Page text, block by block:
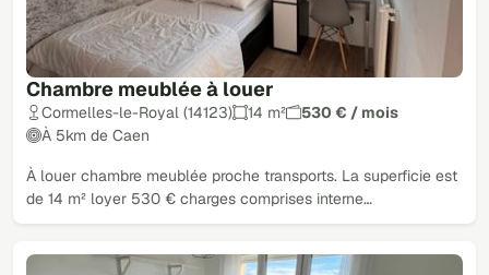
Chambre meublée à louer
Cormelles-le-Royal (14123) 14 m²
530 € / mois
À 5km de Caen
À louer chambre meublée proche transports. La superficie est
de 14 m² loyer 530 € charges comprises interne…